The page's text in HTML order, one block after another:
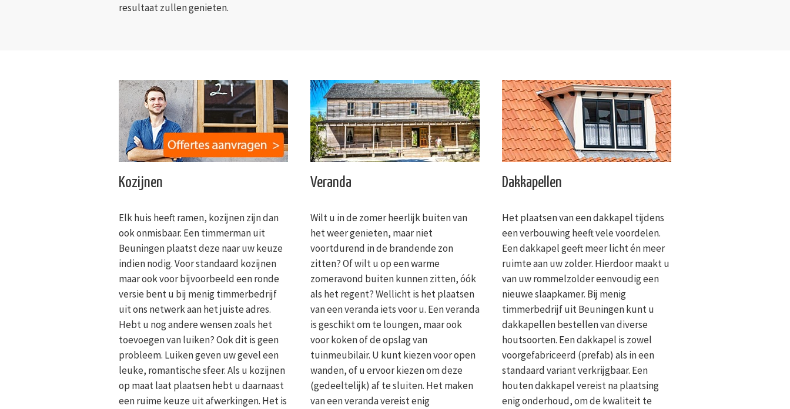
resultaat zullen genieten.
Kozijnen
Elk huis heeft ramen, kozijnen zijn dan
ook onmisbaar. Een timmerman uit
Beuningen plaatst deze naar uw keuze
indien nodig. Voor standaard kozijnen
maar ook voor bijvoorbeeld een ronde
versie bent u bij menig timmerbedrijf
uit ons netwerk aan het juiste adres.
Hebt u nog andere wensen zoals het
toevoegen van luiken? Ook dit is geen
probleem. Luiken geven uw gevel een
leuke, romantische sfeer. Als u kozijnen
op maat laat plaatsen hebt u daarnaast
een ruime keuze uit afwerkingen. Het is
Veranda
Wilt u in de zomer heerlijk buiten van
het weer genieten, maar niet
voortdurend in de brandende zon
zitten? Of wilt u op een warme
zomeravond buiten kunnen zitten, óók
als het regent? Wellicht is het plaatsen
van een veranda iets voor u. Een veranda
is geschikt om te loungen, maar ook
voor koken of de opslag van
tuinmeubilair. U kunt kiezen voor open
wanden, of u ervoor kiezen om deze
(gedeeltelijk) af te sluiten. Het maken
van een veranda vereist enig
Dakkapellen
Het plaatsen van een dakkapel tijdens
een verbouwing heeft vele voordelen.
Een dakkapel geeft meer licht én meer
ruimte aan uw zolder. Hierdoor maakt u
van uw rommelzolder eenvoudig een
nieuwe slaapkamer. Bij menig
timmerbedrijf uit Beuningen kunt u
dakkapellen bestellen van diverse
houtsoorten. Een dakkapel is zowel
voorgefabriceerd (prefab) als in een
standaard variant verkrijgbaar. Een
houten dakkapel vereist na plaatsing
enig onderhoud, om de kwaliteit te